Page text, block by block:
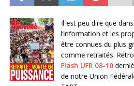
Il est peu dire que
l’information et les
être connues du plus
comme retraités.
Flash UFR 08-10
de notre Union